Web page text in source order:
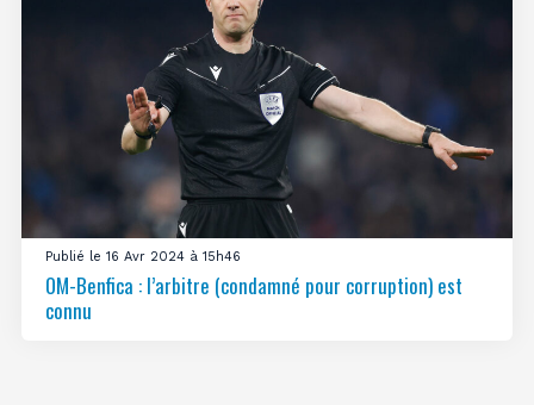
Publié le 16 Avr 2024 à 15h46
OM-Benfica : l’arbitre (condamné pour corruption) est
connu